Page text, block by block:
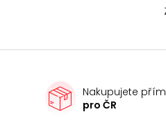
Nakupujete
pro ČR